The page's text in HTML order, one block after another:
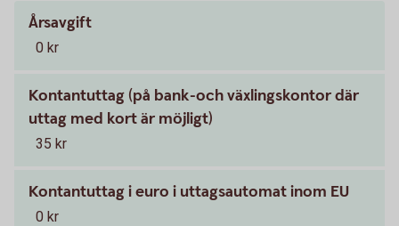
Årsavgift
0 kr
Kontantuttag (på bank-och växlingskontor där
uttag med kort är möjligt)
35 kr
Kontantuttag i euro i uttagsautomat inom EU
0 kr